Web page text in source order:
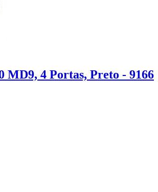
MD9, 4 Portas, Preto - 9166